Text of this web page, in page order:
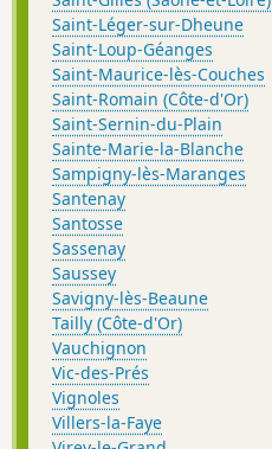
Saint-Léger-sur-Dheune
Saint-Loup-Géanges
Saint-Maurice-lès-Couches
Saint-Romain (Côte-d'Or)
Saint-Sernin-du-Plain
Sainte-Marie-la-Blanche
Sampigny-lès-Maranges
Santenay
Santosse
Sassenay
Saussey
Savigny-lès-Beaune
Tailly (Côte-d'Or)
Vauchignon
Vic-des-Prés
Vignoles
Villers-la-Faye